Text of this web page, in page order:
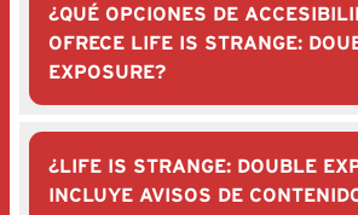
¿QUÉ OPCIONES DE
OFRECE LIFE IS STRANGE:
EXPOSURE?
¿LIFE IS STRANGE: DOUBLE
INCLUYE AVISOS DE